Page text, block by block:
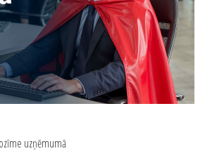
uzņēmumā